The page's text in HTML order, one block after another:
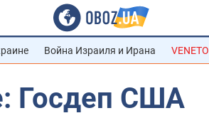
Война Израиля и Ирана VENETO
Госдеп США